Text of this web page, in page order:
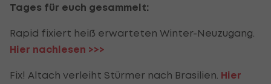
Tages für euch gesammelt:
Rapid fixiert heiß erwarteten Winter-Neuzugang.
Hier nachlesen >>>
Fix! Altach verleiht Stürmer nach Brasilien. Hier